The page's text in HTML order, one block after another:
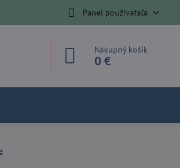
Panel používateľa
Nákupný košík
0 €